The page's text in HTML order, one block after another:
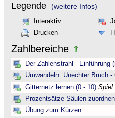
Legende (weitere Infos)
Interaktiv
Drucken
Zahlbereiche
Der Zahlenstrahl - Einführung
Umwandeln: Unechter Bruch -
Gitternetz lernen (0 - 10) Spiel
Prozentsätze Säulen zuordnen
Übung zum Kürzen